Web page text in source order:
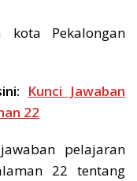
Pekalongan
Kunci Jawaban
22
pelajaran
22 tentang